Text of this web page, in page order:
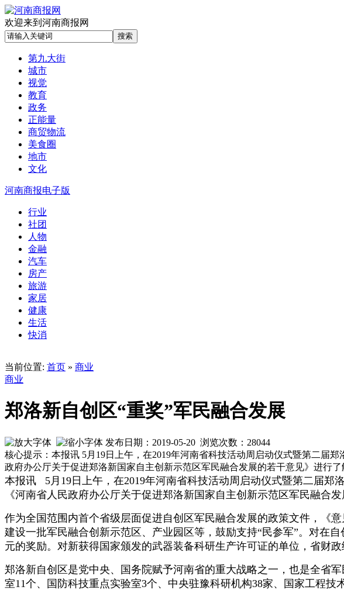
欢迎来到河南商报网
第九大街
城市
视觉
教育
政务
正能量
商贸物流
美食圈
地市
文化
河南商报电子版
行业
社团
人物
金融
汽车
房产
旅游
家居
健康
生活
快消
当前位置: 首页 » 商业
商业
郑洛新自创区“重奖”军民融合发展
发布日期：2019-05-20 浏览次数： 28044
核心提示：本报讯 5月19日上午，在2019年河南省科技活动周启动仪式暨第二届
政府办公厅关于促进郑洛新国家自主创新示范区军民融合发展的若干意见》进行了
本报讯 5月19日上午，在2019年河南省科技活动周启动仪式暨第二届郑
《河南省人民政府办公厅关于促进郑洛新国家自主创新示范区军民融合
作为全国范围内首个省级层面促进自创区军民融合发展的政策文件，《
建设一批军民融合创新示范区、产业园区等，鼓励支持“民参军”。对在
元的奖励。对新获得国家颁发的武器装备科研生产许可证的单位，省财政
郑洛新自创区是党中央、国务院赋予河南省的重大战略之一，也是全省
室11个、国防科技重点实验室3个、中央驻豫科研机构38家、国家工程技